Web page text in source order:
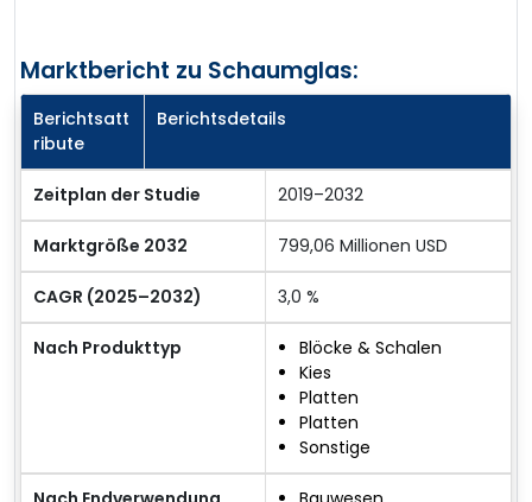
Marktbericht zu Schaumglas:
Berichtsatt
ribute
Berichtsdetails
Zeitplan der Studie 2019–2032
Marktgröße 2032 799,06 Millionen USD
CAGR (2025–2032) 3,0 %
Nach Produkttyp
Blöcke & Schalen
Kies
Platten
Platten
Sonstige